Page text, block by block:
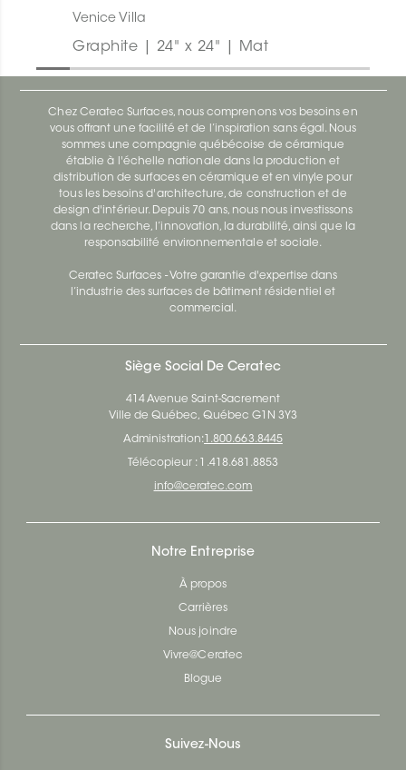
Venice Villa
Graphite | 24" x 24" | Mat
Chez Ceratec Surfaces, nous comprenons vos besoins en
vous offrant une facilité et de l’inspiration sans égal. Nous
sommes une compagnie québécoise de céramique
établie à l'échelle nationale dans la production et
distribution de surfaces en céramique et en vinyle pour
tous les besoins d'architecture, de construction et de
design d'intérieur. Depuis 70 ans, nous nous investissons
dans la recherche, l’innovation, la durabilité, ainsi que la
responsabilité environnementale et sociale.
Ceratec Surfaces - Votre garantie d'expertise dans
l’industrie des surfaces de bâtiment résidentiel et
commercial.
Siège Social De Ceratec
414 Avenue Saint-Sacrement
Ville de Québec, Québec G1N 3Y3
Administration: 1.800.663.8445
Télécopieur : 1.418.681.8853
info@ceratec.com
Notre Entreprise
À propos
Carrières
Nous joindre
Vivre@Ceratec
Blogue
Suivez-Nous